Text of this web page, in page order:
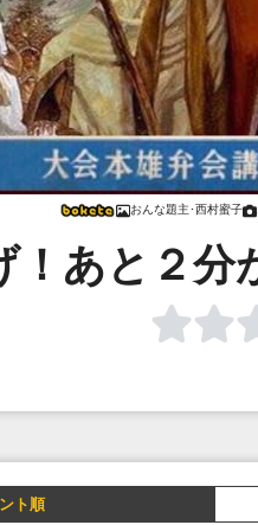
おんな題主･西村蜜子
！あと２分
ト順